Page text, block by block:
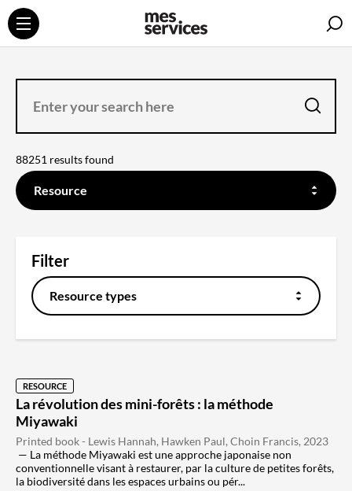
ENTER
SEARCH
HERE
88251 results found
FILTER
ON
THE
CONTENT
YOU
Resource
Filter
Resource types
RESOURCE
La révolution des mini-forêts : la méthode
Miyawaki
Printed book - Lewis Hannah, Hawken Paul, Choin Francis, 2023
La méthode Miyawaki est une approche japonaise non
conventionnelle visant à restaurer, par la culture de petites forêts,
la biodiversité dans les espaces urbains ou pér...